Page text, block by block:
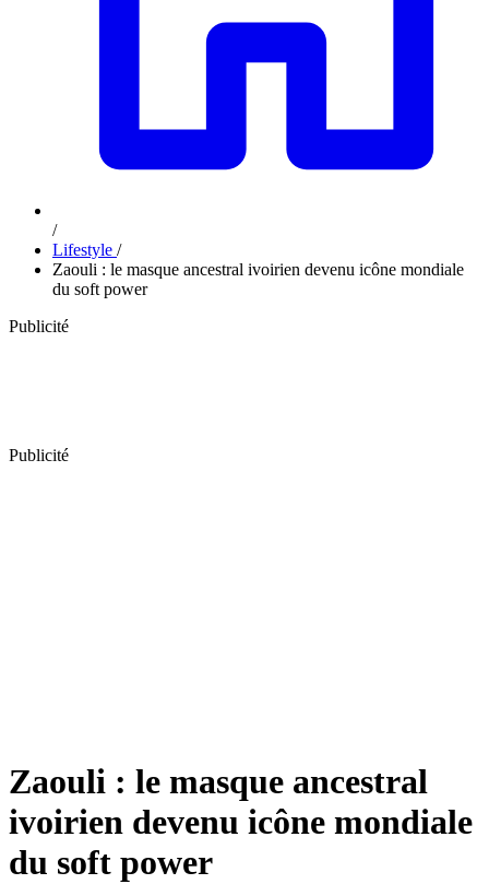
/
Lifestyle /
Zaouli : le masque ancestral ivoirien devenu icône mondiale
du soft power
Publicité
Publicité
Zaouli : le masque ancestral
ivoirien devenu icône mondiale
du soft power